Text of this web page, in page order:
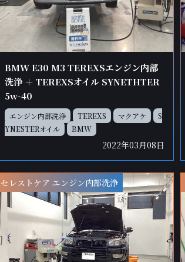
BMW E30 M3 TEREXSエンジン内部
洗浄 ＋ TEREXSオイル SYNETHTER
5w-40
エンジン内部洗浄 TEREXS マクアケ
S
YNESTERオイル
BMW
2022年03月08日
セレストケア エンジン内部洗浄